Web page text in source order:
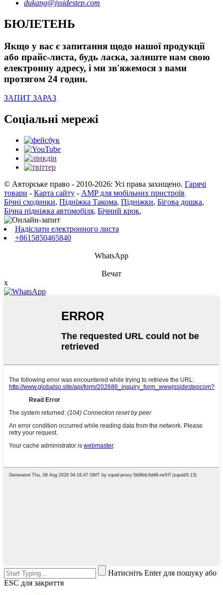
dukang@jssidestep.com
БЮЛЕТЕНЬ
Якщо у вас є запитання щодо нашої продукції
або прайс-листа, будь ласка, залиште нам свою
електронну адресу, і ми зв'яжемося з вами
протягом 24 годин.
ЗАПИТ ЗАРАЗ
Соціальні мережі
© Авторське право - 2010-2026: Усі права захищено. Гарячі
товари - Карта сайту - AMP для мобільних пристроїв
Бічні сходинки, Підніжка Такома, Підніжки, Бігова дошка,
Бічна підніжка автомобіля, Бічний крок,
Надіслати електронного листа
+8615850465840
WhatsApp
Вечат
x
Натисніть Enter для пошуку або
ESC для закриття